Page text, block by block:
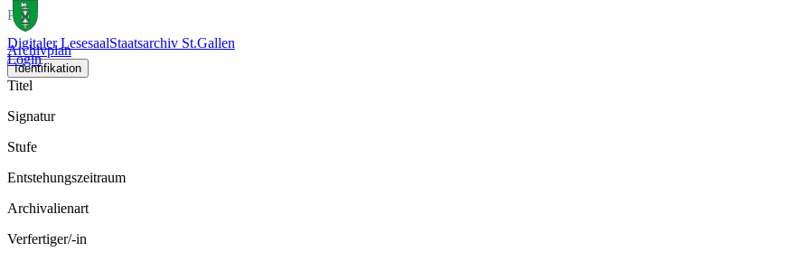
Digitaler LesesaalStaatsarchiv St.Gallen
Login
Plan
Archivplan
Identifikation
Titel
Signatur
Stufe
Entstehungszeitraum
Archivalienart
Verfertiger/-in